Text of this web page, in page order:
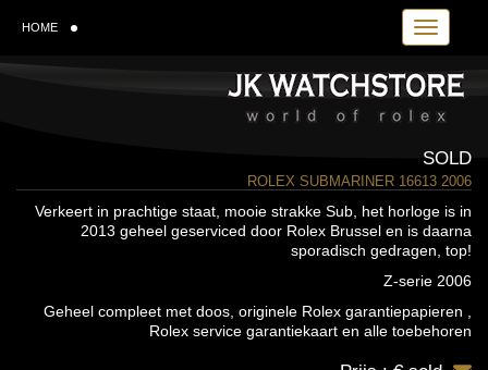
Toggle
HOME
SOLD
ROLEX SUBMARINER 16613 2006
Verkeert in prachtige staat, mooie strakke Sub, het horloge is in
2013 geheel geserviced door Rolex Brussel en is daarna
sporadisch gedragen, top!
Z-serie 2006
Geheel compleet met doos, originele Rolex garantiepapieren ,
Rolex service garantiekaart en alle toebehoren